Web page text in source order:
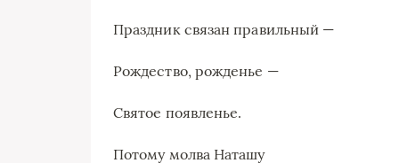
Праздник связан правильный —
Рождество, рожденье —
Святое появленье.
Потому молва Наташу